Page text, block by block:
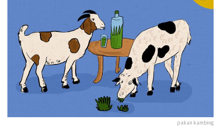
pakan kambing